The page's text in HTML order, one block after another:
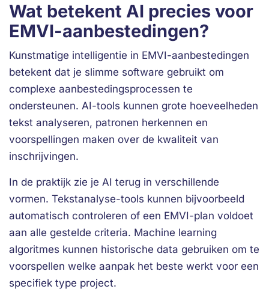
Wat betekent AI precies voor
EMVI-aanbestedingen?
Kunstmatige intelligentie in EMVI-aanbestedingen
betekent dat je slimme software gebruikt om
complexe aanbestedingsprocessen te
ondersteunen. AI-tools kunnen grote hoeveelheden
tekst analyseren, patronen herkennen en
voorspellingen maken over de kwaliteit van
inschrijvingen.
In de praktijk zie je AI terug in verschillende
vormen. Tekstanalyse-tools kunnen bijvoorbeeld
automatisch controleren of een EMVI-plan voldoet
aan alle gestelde criteria. Machine learning
algoritmes kunnen historische data gebruiken om te
voorspellen welke aanpak het beste werkt voor een
specifiek type project.